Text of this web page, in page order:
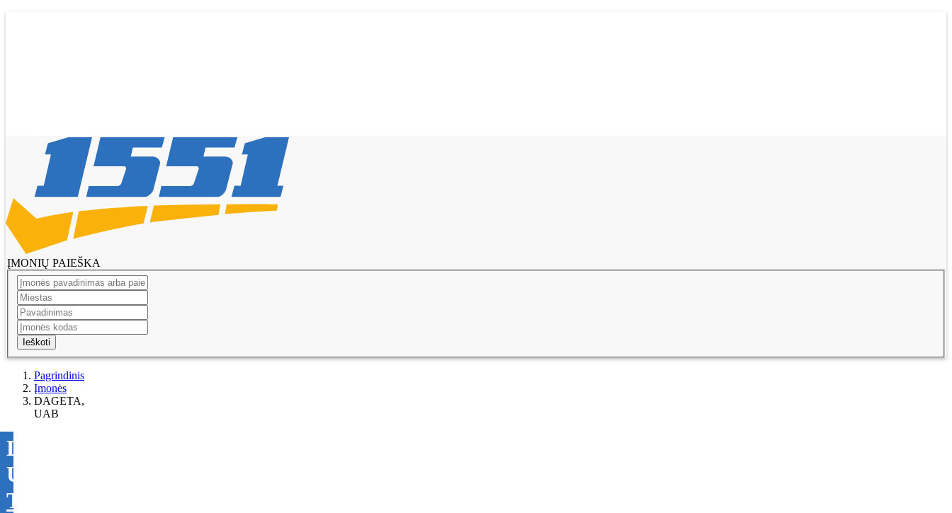
ĮMONIŲ PAIEŠKA
Ieškoti
Pagrindinis
Įmonės
DAGETA,
UAB
DAGETA,
UAB
Tikslinti